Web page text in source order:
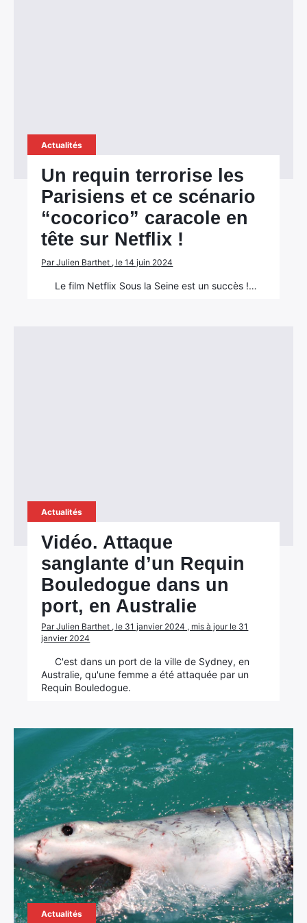
Actualités
Un requin terrorise les
Parisiens et ce scénario
“cocorico” caracole en
tête sur Netflix !
Par Julien Barthet , le 14 juin 2024
Le film Netflix Sous la Seine est un succès !…
Actualités
Vidéo. Attaque
sanglante d’un Requin
Bouledogue dans un
port, en Australie
Par Julien Barthet , le 31 janvier 2024 , mis à jour le 31
janvier 2024
C'est dans un port de la ville de Sydney, en
Australie, qu'une femme a été attaquée par un
Requin Bouledogue.
Actualités